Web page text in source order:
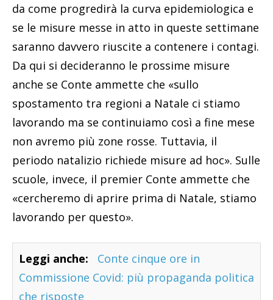
da come progredirà la curva epidemiologica e
se le misure messe in atto in queste settimane
saranno davvero riuscite a contenere i contagi.
Da qui si decideranno le prossime misure
anche se Conte ammette che «sullo
spostamento tra regioni a Natale ci stiamo
lavorando ma se continuiamo così a fine mese
non avremo più zone rosse. Tuttavia, il
periodo natalizio richiede misure ad hoc». Sulle
scuole, invece, il premier Conte ammette che
«cercheremo di aprire prima di Natale, stiamo
lavorando per questo».
Leggi anche:
Conte cinque ore in
Commissione Covid: più propaganda politica
che risposte